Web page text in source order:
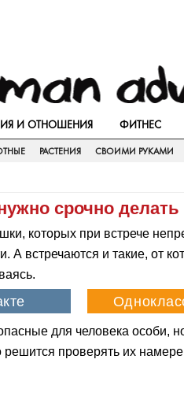
И ОТНОШЕНИЯ ФИТНЕС
РАСТЕНИЯ СВОИМИ РУКАМИ
срочно делать
которых при встрече
А встречаются и такие, от
для человека особи,
проверять их